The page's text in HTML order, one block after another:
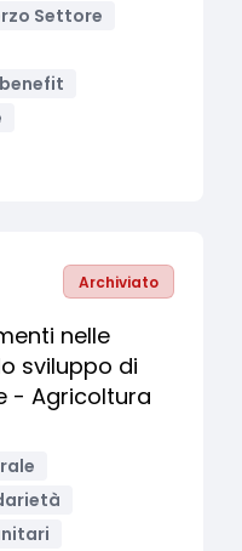
Settore
Archiviato
nelle
sviluppo di
- Agricoltura